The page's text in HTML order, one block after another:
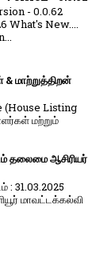
- 0.0.62
What's New....
மாற்றுத்திறன்
(House Listing
மற்றும்
தலைமை ஆசிரியர்
: 31.03.2025
மாவட்டக்கல்வி